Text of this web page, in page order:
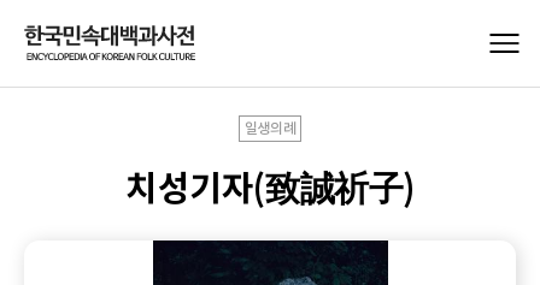
일생의례
치성기자(致誠祈子)